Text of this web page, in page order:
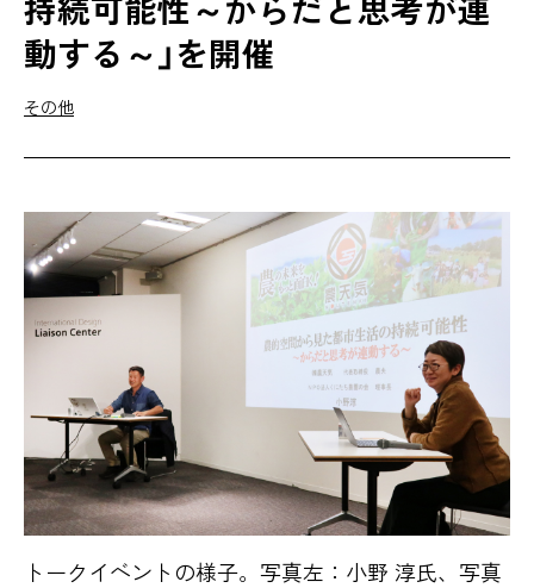
動する～」を開催
その他
トークイベントの様子。写真左：小野 淳氏、写真